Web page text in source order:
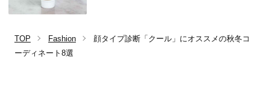
TOP Fashion
顔タイプ診断「クール」にオススメの秋冬コ
ーディネート8選